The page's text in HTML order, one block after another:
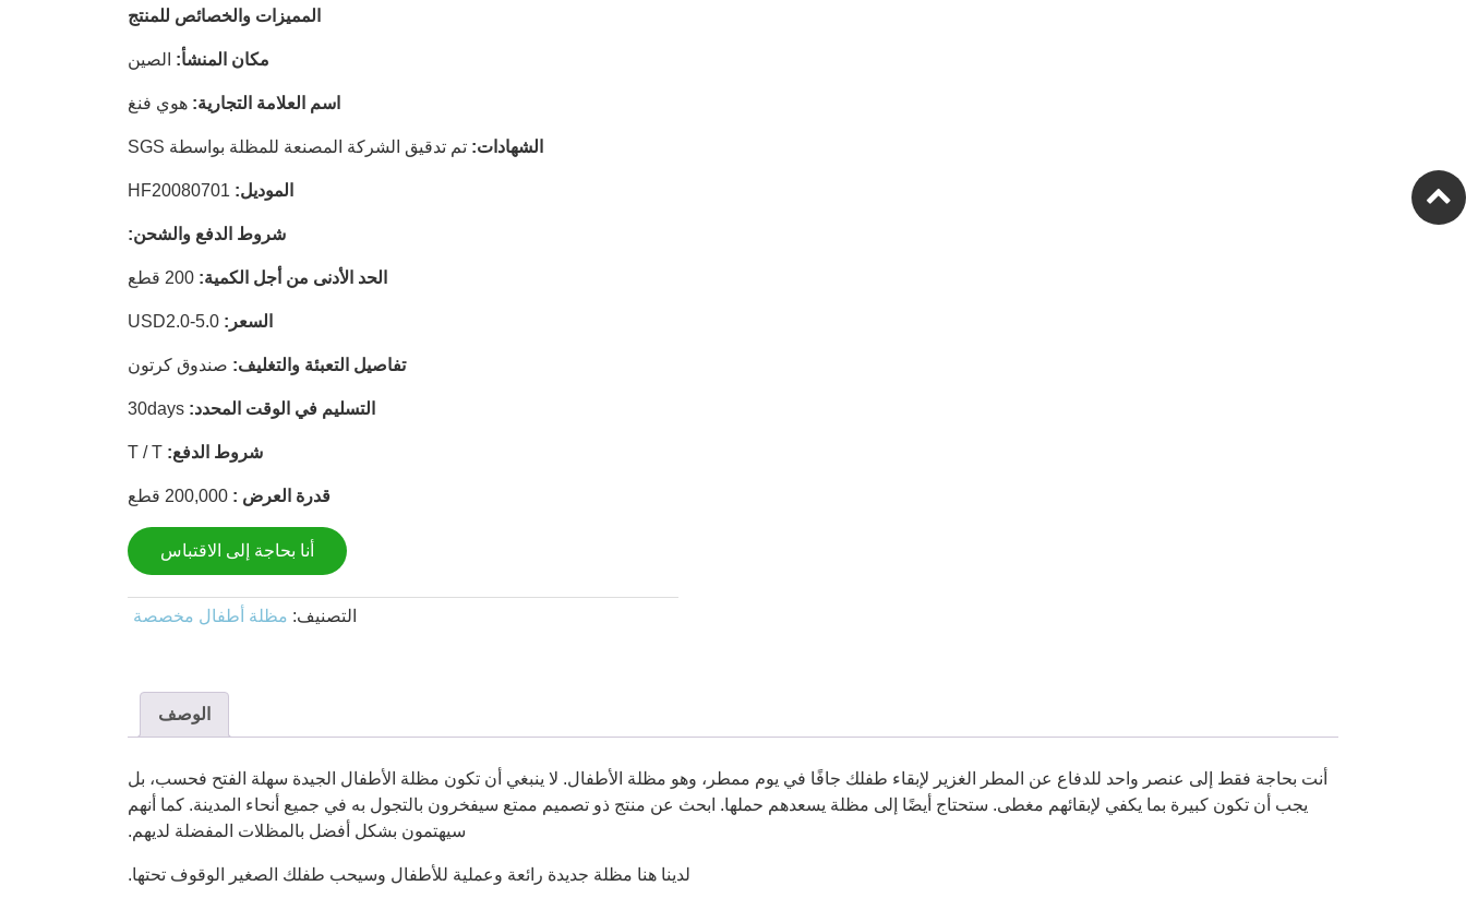
المميزات والخصائص للمنتج
مكان المنشأ: الصين
اسم العلامة التجارية: هوي فنغ
الشهادات: تم تدقيق الشركة المصنعة للمظلة بواسطة SGS
الموديل:
شروط الدفع والشحن:
الحد الأدنى من أجل الكمية:
السعر:
تفاصيل التعبئة والتغليف: صندوق كرتون
التسليم في الوقت المحدد: 30days
شروط الدفع:
قدرة العرض : 200,000 قطع
أنا بحاجة إلى الاقتباس
التصنيف: مظلة أطفال مخصصة
الوصف
أنت بحاجة فقط إلى عنصر واحد للدفاع عن المطر الغزير لإبقاء طفلك جافًا في يوم ممطر، وهو مظلة الأطفال. لا ينبغي أن تكون مظلة الأطفال الجيدة سهلة الفتح فحسب، بل
يجب أن تكون كبيرة بما يكفي لإبقائهم مغطى. ستحتاج أيضًا إلى مظلة يسعدهم حملها. ابحث عن منتج ذو تصميم ممتع سيفخرون بالتجول به في جميع أنحاء المدينة. كما أنهم
سيهتمون بشكل أفضل بالمظلات المفضلة لديهم.
لدينا هنا مظلة جديدة رائعة وعملية للأطفال وسيحب طفلك الصغير الوقوف تحتها.